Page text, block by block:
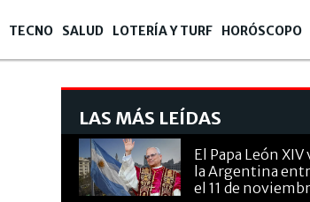
TECNO SALUD LOTERÍA Y TURF HORÓSCOPO
LAS MÁS LEÍDAS
El Papa León
la Argentina
el 11 de